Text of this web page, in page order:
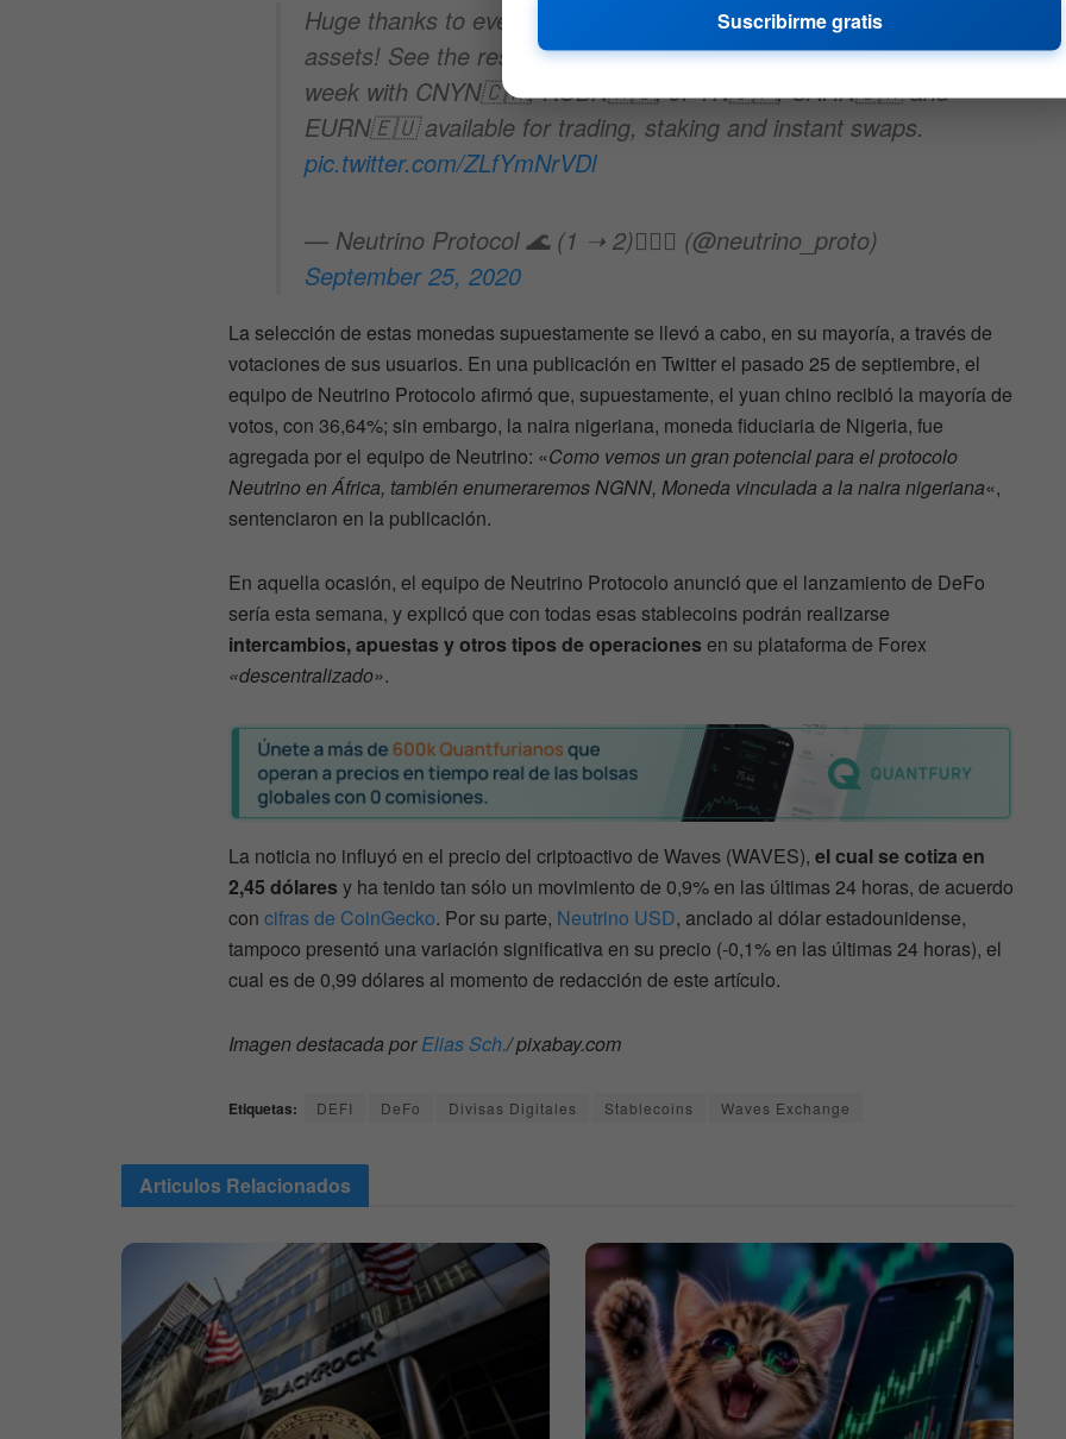
Huge thanks to everyone who joined our vote on#DeFo
assets! See the results below. We're launching DeFo next
week with CNYN🇨🇳, RUBN🇷🇺, JPYN🇯🇵, UAHN🇺🇦 and
EURN🇪🇺 available for trading, staking and instant swaps.
pic.twitter.com/ZLfYmNrVDl
— Neutrino Protocol 🌊 (1 ➝ 2)🏄🏻‍♂️ (@neutrino_proto)
September 25, 2020
La selección de estas monedas supuestamente se llevó a cabo, en su mayoría, a través de
votaciones de sus usuarios. En una publicación en Twitter el pasado 25 de septiembre, el
equipo de Neutrino Protocolo afirmó que, supuestamente, el yuan chino recibió la mayoría de
votos, con 36,64%; sin embargo, la naira nigeriana, moneda fiduciaria de Nigeria, fue
agregada por el equipo de Neutrino: «Como vemos un gran potencial para el protocolo
Neutrino en África, también enumeraremos NGNN, Moneda vinculada a la naira nigeriana«,
sentenciaron en la publicación.
En aquella ocasión, el equipo de Neutrino Protocolo anunció que el lanzamiento de DeFo
sería esta semana, y explicó que con todas esas stablecoins podrán realizarse
intercambios, apuestas y otros tipos de operaciones en su plataforma de Forex
«descentralizado».
La noticia no influyó en el precio del criptoactivo de Waves (WAVES), el cual se cotiza en
2,45 dólares y ha tenido tan sólo un movimiento de 0,9% en las últimas 24 horas, de acuerdo
con cifras de CoinGecko. Por su parte, Neutrino USD, anclado al dólar estadounidense,
tampoco presentó una variación significativa en su precio (-0,1% en las últimas 24 horas), el
cual es de 0,99 dólares al momento de redacción de este artículo.
Imagen destacada porElias Sch./ pixabay.com
Etiquetas: DEFI DeFo Divisas Digitales Stablecoins Waves Exchange
Articulos Relacionados
Suscribirme gratis